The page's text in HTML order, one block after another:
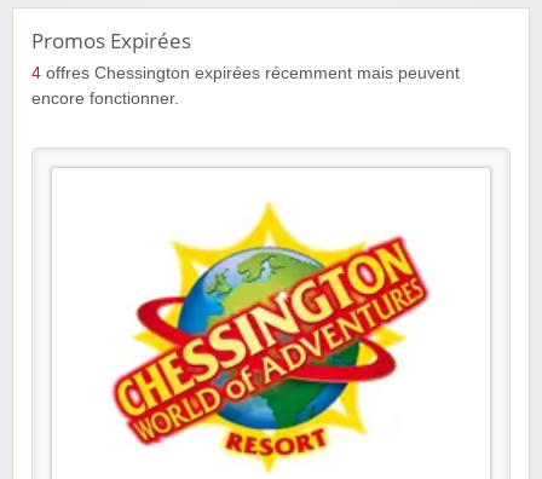
Promos Expirées
4 offres Chessington expirées récemment mais peuvent
encore fonctionner.